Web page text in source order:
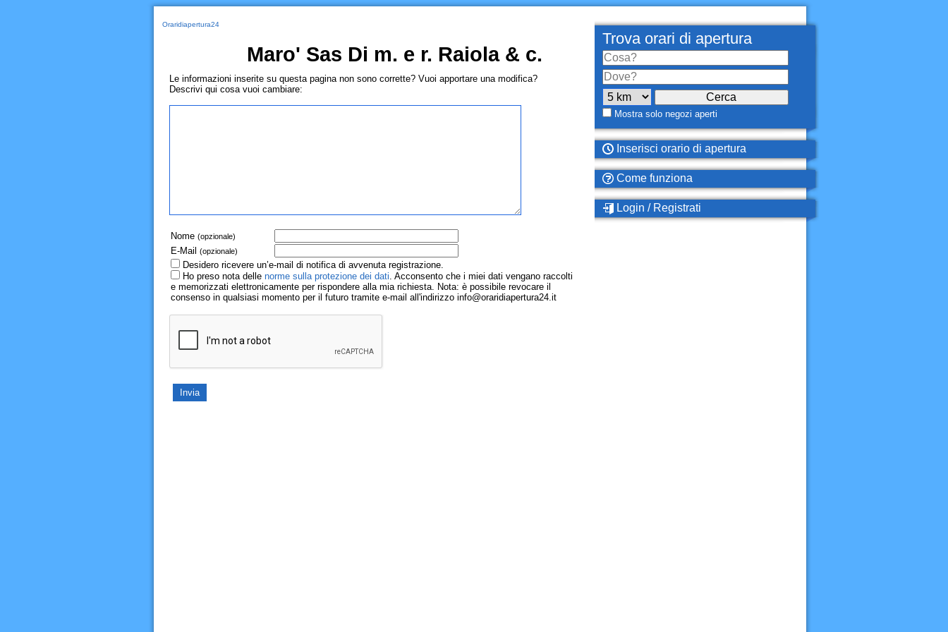
Oraridiapertura24
Maro' Sas Di m. e r. Raiola & c.
Le informazioni inserite su questa pagina non sono corrette? Vuoi apportare una modifica?
Descrivi qui cosa vuoi cambiare:
Nome (opzionale)
E-Mail (opzionale)
Desidero ricevere un’e-mail di notifica di avvenuta registrazione.
Ho preso nota delle norme sulla protezione dei dati. Acconsento che i miei dati vengano raccolti
e memorizzati elettronicamente per rispondere alla mia richiesta. Nota: è possibile revocare il
consenso in qualsiasi momento per il futuro tramite e-mail all'indirizzo info@oraridiapertura24.it
Trova orari di apertura
Mostra solo negozi aperti
Inserisci orario di apertura
Come funziona
Login / Registrati